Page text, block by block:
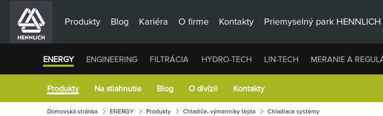
Produkty Blog Kariéra O firme Kontakty Priemyselný park HENNLICH
ENERGY ENGINEERING FILTRÁCIA HYDRO-TECH LIN-TECH MERANIE A
Produkty Na stiahnutie Blog O divízii Kontakty
Domovská stránka ENERGY Produkty Chladiče, výmenníky tepla Chladiace systémy